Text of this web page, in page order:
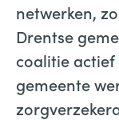
netwerken,
Drentse
coalitie actief
gemeente